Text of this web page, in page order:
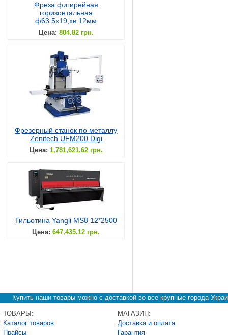
Фреза фигирейная
горизонтальная
ф63.5х19,хв.12мм
Цена: 804.82 грн.
Фрезерный станок по металлу
Zenitech UFM200 Digi
Цена: 1,781,621.62 грн.
Гильотина Yangli MS8 12*2500
Цена: 647,435.12 грн.
Купить наши товары можно с доставкой во все крупные города
ТОВАРЫ:
Каталог товаров
Прайсы
МАГАЗИН:
Доставка и оплата
Гарантия